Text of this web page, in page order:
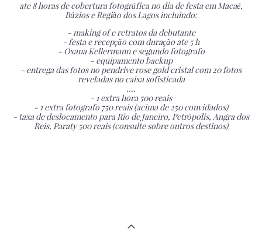
ate 8 horas de cobertura fotográfica no dia de festa em Macaé,
Búzios e Região dos Lagos incluindo:
- making of e retratos da debutante
- festa e recepção com duração ate 5 h
- Oxana Kellermann e segundo fotografo
- equipamento backup
- entrega das fotos no pendrive rose gold cristal com 20 fotos
reveladas no caixa sofisticada
....
- 1 extra hora 500 reais
- 1 extra fotografo 750 reais (acima de 250 convidados)
- taxa de deslocamento para Rio de Janeiro, Petrópolis, Angra dos
Reis, Paraty 500 reais (consulte sobre outros destinos)